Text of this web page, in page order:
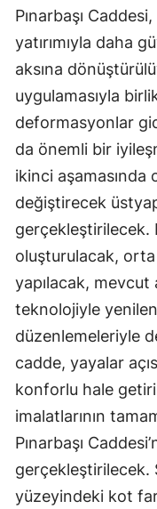
Pınarbaşı
yatırımıyla daha
aksına
uygulamasıyla
deformasyonlar
da önemli bir
ikinci aşamasında
değiştirecek
gerçekleştirilecek.
oluşturulacak,
yapılacak, mevcut
teknolojiyle
düzenlemeleriyle
cadde, yayalar
konforlu hale
imalatlarının
Pınarbaşı
gerçekleştirilecek.
yüzeyindeki kot